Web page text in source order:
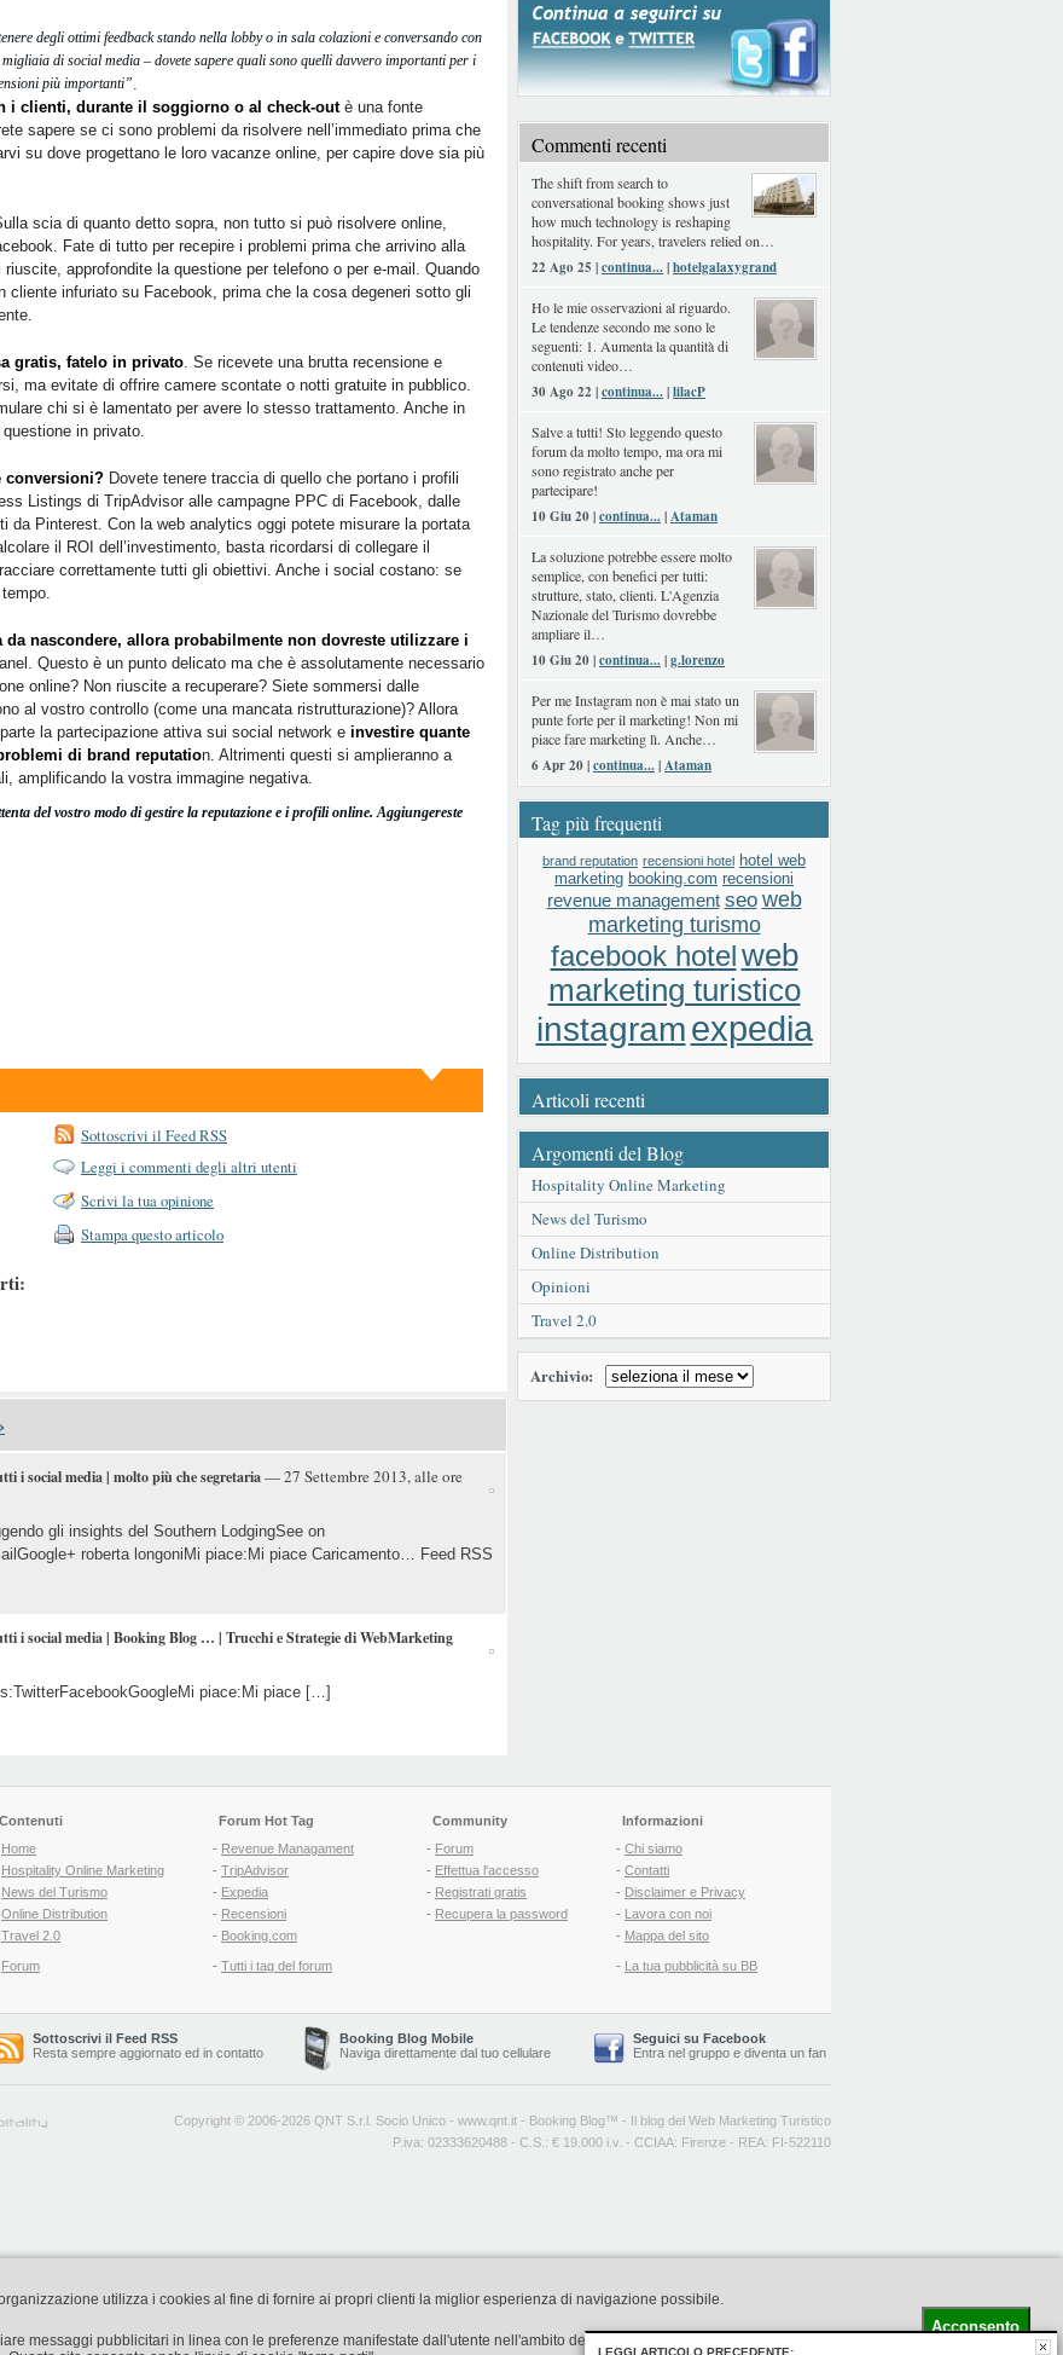
degli ottimi feedback stando nella lobby o in sala colazioni e conversando con
di social media – dovete sapere quali sono quelli davvero importanti per i
più importanti”.
i clienti, durante il soggiorno o al check-outè una fonte
sapere se ci sono problemi da risolvere nell’immediato prima che
su dove progettano le loro vacanze online, per capire dove sia più
scia di quanto detto sopra, non tutto si può risolvere online,
Fate di tutto per recepire i problemi prima che arrivino alla
approfondite la questione per telefono o per e-mail. Quando
cliente infuriato su Facebook, prima che la cosa degeneri sotto gli
gratis, fatelo in privato. Se ricevete una brutta recensione e
ma evitate di offrire camere scontate o notti gratuite in pubblico.
chi si è lamentato per avere lo stesso trattamento. Anche in
in privato.
conversioni? Dovete tenere traccia di quello che portano i profili
Listings di TripAdvisor alle campagne PPC di Facebook, dalle
da Pinterest. Con la web analytics oggi potete misurare la portata
il ROI dell’investimento, basta ricordarsi di collegare il
correttamente tutti gli obiettivi. Anche i social costano: se
da nascondere, allora probabilmente non dovreste utilizzare i
Questo è un punto delicato ma che è assolutamente necessario
online? Non riuscite a recuperare? Siete sommersi dalle
al vostro controllo (come una mancata ristrutturazione)? Allora
la partecipazione attiva sui social network e investire quante
di brand reputation. Altrimenti questi si amplieranno a
amplificando la vostra immagine negativa.
del vostro modo di gestire la reputazione e i profili online. Aggiungereste
Sottoscrivi il Feed RSS
Leggi i commenti degli altri utenti
Scrivi la tua opinione
Stampa questo articolo
i social media | molto più che segretaria— 27 Settembre 2013, alle ore
gli insights del Southern LodgingSee on
roberta longoniMi piace:Mi piace Caricamento… Feed RSS
i social media | Booking Blog … | Trucchi e Strategie di WebMarketing
piace:Mi piace […]
Commenti recenti
The shift from search to
conversational booking shows just
how much technology is reshaping
hospitality. For years, travelers relied on…
22 Ago 25 |continua...|hotelgalaxygrand
Ho le mie osservazioni al riguardo.
Le tendenze secondo me sono le
seguenti: 1. Aumenta la quantità di
contenuti video…
30 Ago 22 |continua...|lilacP
Salve a tutti! Sto leggendo questo
forum da molto tempo, ma ora mi
sono registrato anche per
partecipare!
10 Giu 20 |continua...|Ataman
La soluzione potrebbe essere molto
semplice, con benefici per tutti:
strutture, stato, clienti. L'Agenzia
Nazionale del Turismo dovrebbe
ampliare il…
10 Giu 20 |continua...|g.lorenzo
Per me Instagram non è mai stato un
punte forte per il marketing! Non mi
piace fare marketing lì. Anche…
6 Apr 20 |continua...|Ataman
Tag più frequenti
brand reputation recensioni hotel hotel web
marketing booking.com recensioni
revenue management seo web
marketing turismo
facebook hotelweb
marketing turistico
instagramexpedia
Articoli recenti
Argomenti del Blog
Hospitality Online Marketing
News del Turismo
Online Distribution
Opinioni
Travel 2.0
Archivio:
Contenuti
Home
Hospitality Online Marketing
News del Turismo
Online Distribution
Travel 2.0
Forum
Forum Hot Tag
- Revenue Managament
- TripAdvisor
- Expedia
- Recensioni
- Booking.com
- Tutti i tag del forum
Community
- Forum
- Effettua l'accesso
- Registrati gratis
- Recupera la password
Informazioni
- Chi siamo
- Contatti
- Disclaimer e Privacy
- Lavora con noi
- Mappa del sito
- La tua pubblicità su BB
Sottoscrivi il Feed RSS
Resta sempre aggiornato ed in contatto
Booking Blog Mobile
Naviga direttamente dal tuo cellulare
Seguici su Facebook
Entra nel gruppo e diventa un fan
Copyright © 2006-2026 QNT S.r.l. Socio Unico - www.qnt.it - Booking Blog™ - Il blog del Web Marketing Turistico
P.iva: 02333620488 - C.S.: € 19.000 i.v. - CCIAA: Firenze - REA: FI-522110
LEGGI ARTICOLO PRECEDENTE:
utilizza i cookies al fine di fornire ai propri clienti la miglior esperienza di navigazione possibile.
messaggi pubblicitari in linea con le preferenze manifestate dall'utente nell'ambito della navigazione in rete
Acconsento